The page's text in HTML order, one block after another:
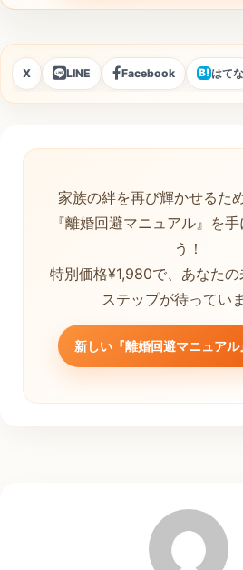
X LINE Facebook B!はてな
家族の絆を再び輝かせるた
『離婚回避マニュアル』を
う！
特別価格¥1,980で、あなた
ステップが待っていま
新しい『離婚回避マニュアル